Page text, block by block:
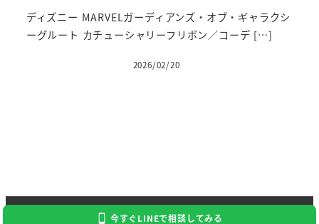
ディズニー MARVELガーディアンズ・オブ・ギャラクシ
ーグルート カチューシャリーフリボン／コーデ […]
2026/02/20
Copyright 2023 Kaitori Daikichi
今すぐLINEで相談してみる